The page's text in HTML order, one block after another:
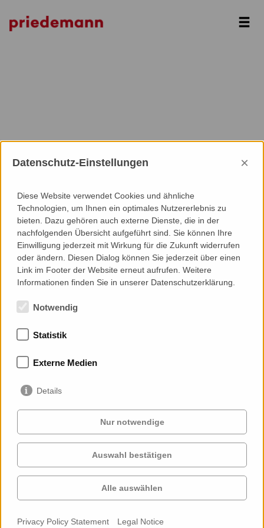
Memberships
Services
Cases
Clients
Projects
Profile
Contact
Datenschutz-Einstellungen ×
Diese Website verwendet Cookies und ähnliche
Technologien, um Ihnen ein optimales Nutzererlebnis zu
bieten. Dazu gehören auch externe Dienste, die in der
nachfolgenden Übersicht aufgeführt sind. Sie können Ihre
Einwilligung jederzeit mit Wirkung für die Zukunft widerrufen
oder ändern. Diesen Dialog können Sie jederzeit über einen
Link im Footer der Website erneut aufrufen. Weitere
Informationen finden Sie in unserer Datenschutzerklärung.
Notwendig
Statistik
Externe Medien
Details
Nur notwendige
Auswahl bestätigen
Alle auswählen
Privacy Policy Statement Legal Notice